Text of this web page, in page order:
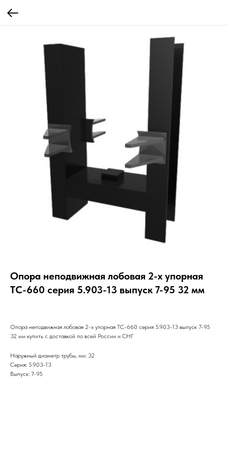
Опора неподвижная лобовая 2-х упорная
ТС-660 серия 5.903-13 выпуск 7-95 32 мм
Опора неподвижная лобовая 2-х упорная ТС-660 серия 5.903-13 выпуск 7-95
32 мм купить с доставкой по всей России и СНГ
Наружный диаметр трубы, мм: 32
Серия: 5.903-13
Выпуск: 7-95